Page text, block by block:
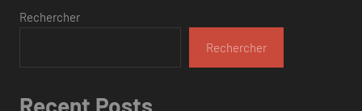
Rechercher
Rechercher